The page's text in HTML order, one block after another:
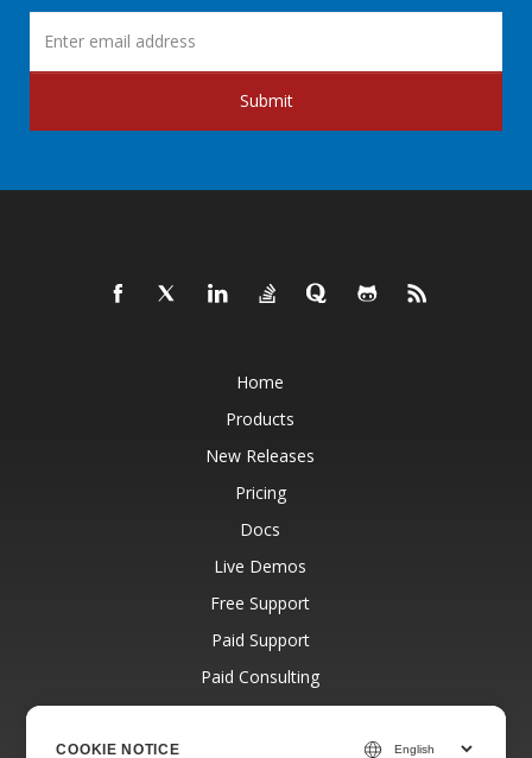
Submit
Home
Products
New Releases
Pricing
Docs
Live Demos
Free Support
Paid Support
Paid Consulting
Blog
COOKIE NOTICE